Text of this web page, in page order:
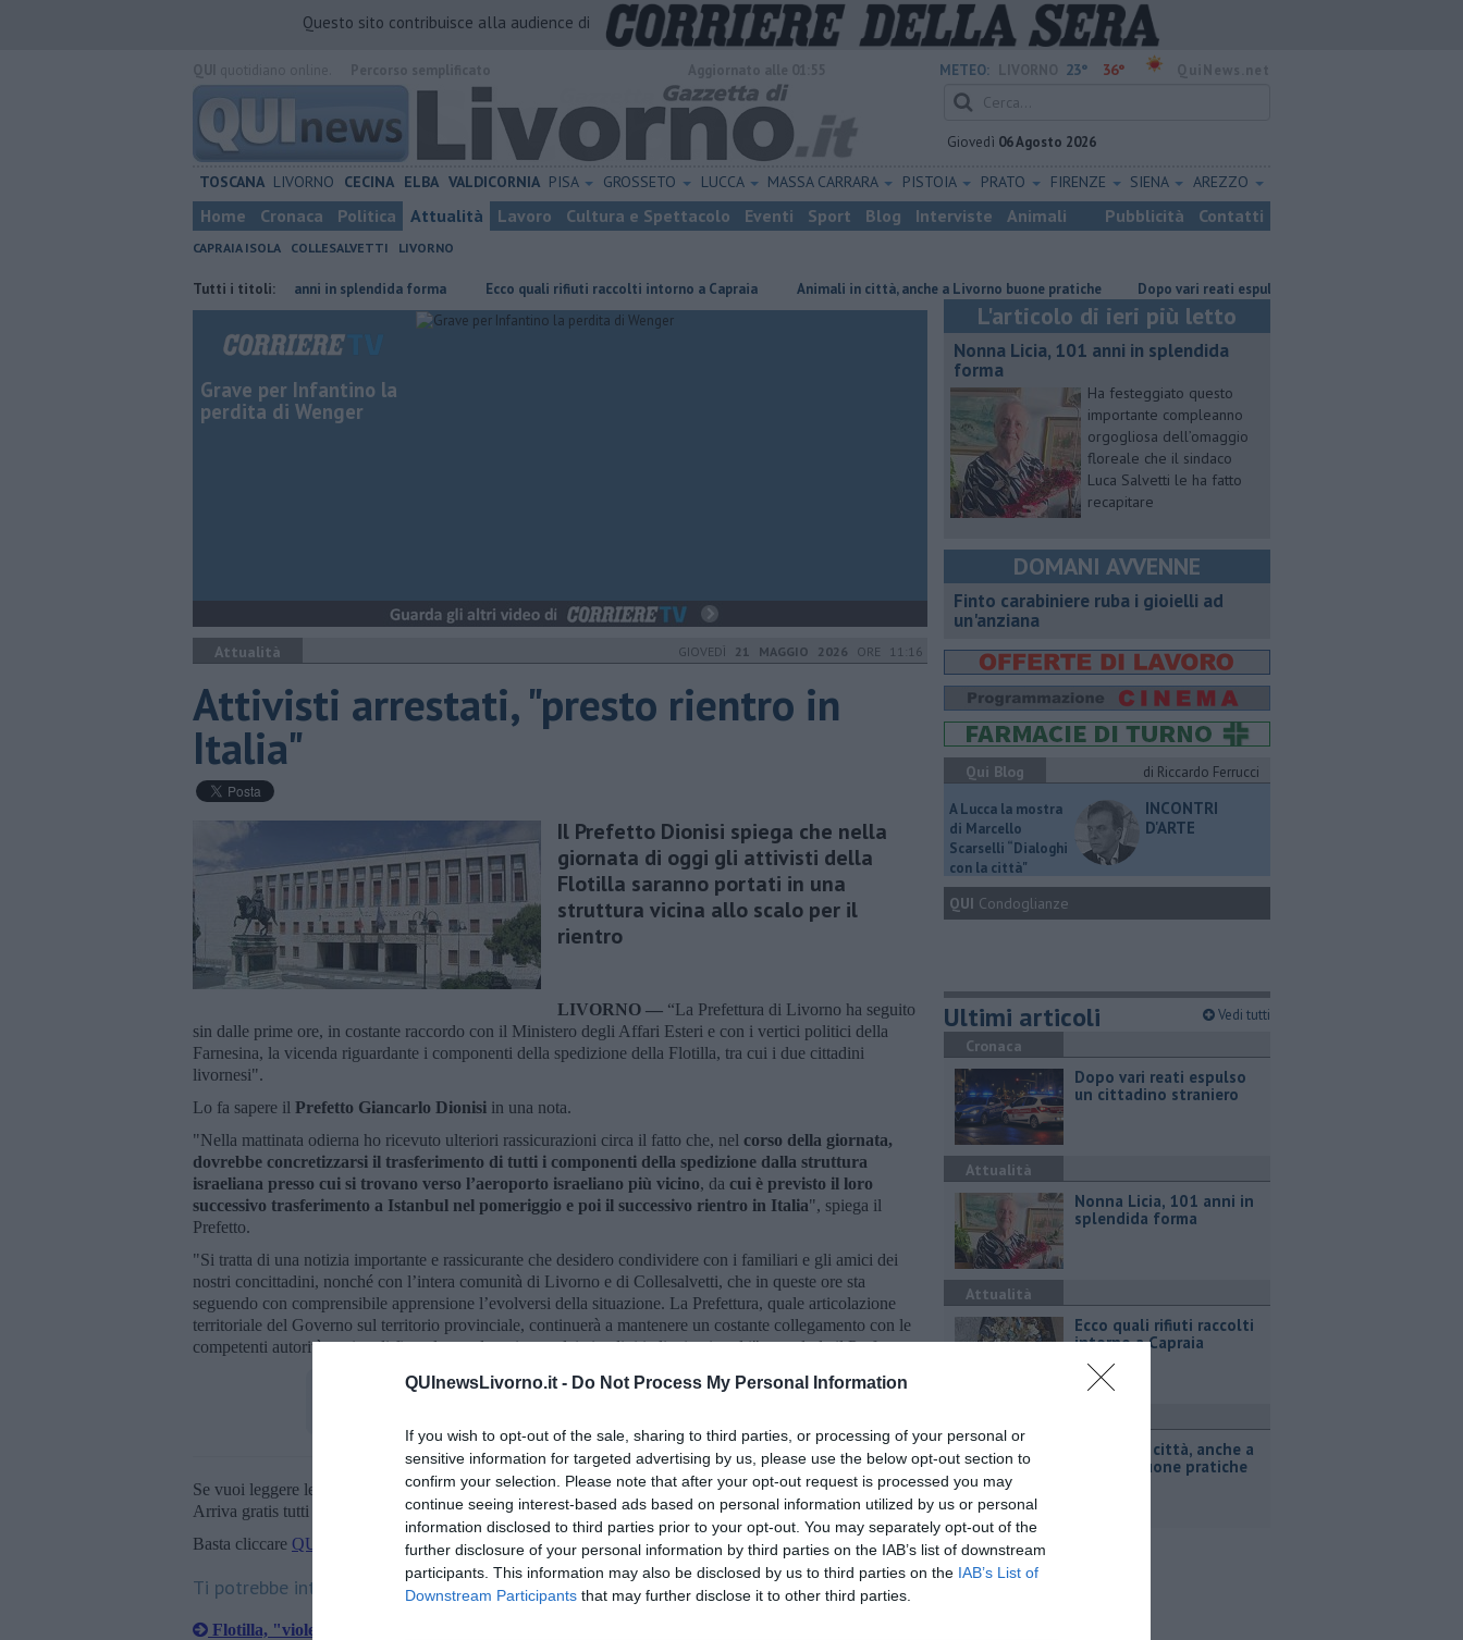
QUInewsLivorno.it - Do Not Process My Personal Information
If you wish to opt-out of the sale, sharing to third parties, or processing of your personal or
sensitive information for targeted advertising by us, please use the below opt-out section to
confirm your selection. Please note that after your opt-out request is processed you may
continue seeing interest-based ads based on personal information utilized by us or personal
information disclosed to third parties prior to your opt-out. You may separately opt-out of the
further disclosure of your personal information by third parties on the IAB’s list of downstream
participants. This information may also be disclosed by us to third parties on the IAB’s List of
Downstream Participants that may further disclose it to other third parties.
Questo sito contribuisce alla audience di
METEO: 23° 36°
Giovedì 06 Agosto 2026
TOSCANA LIVORNO CECINA ELBA VALDICORNIA PISA GROSSETO LUCCA MASSA CARRARA PISTOIA PRATO FIRENZE SIENA AREZZO
Home Cronaca Politica Attualità Lavoro Cultura e Spettacolo Eventi Sport Blog Interviste Animali Pubblicità Contatti
CAPRAIA ISOLA COLLESALVETTI LIVORNO
Tutti i titoli:
Nonna Licia, 101 anni in splendida forma Ecco quali rifiuti raccolti intorno a Capraia Animali in città, anche a Livorno buone pratiche Dopo vari reati espulso un cittadino straniero
Grave per Infantino la
perdita di Wenger
Attualità GIOVEDÌ 21 MAGGIO 2026 ORE 11:16
Attivisti arrestati, "presto rientro in
Italia"
Il Prefetto Dionisi spiega che nella
giornata di oggi gli attivisti della
Flotilla saranno portati in una
struttura vicina allo scalo per il
rientro
LIVORNO — “La Prefettura di Livorno ha seguito
sin dalle prime ore, in costante raccordo con il Ministero degli Affari Esteri e con i vertici politici della
Farnesina, la vicenda riguardante i componenti della spedizione della Flotilla, tra cui i due cittadini
livornesi".
Lo fa sapere il Prefetto Giancarlo Dionisi in una nota.
"Nella mattinata odierna ho ricevuto ulteriori rassicurazioni circa il fatto che, nel corso della giornata,
dovrebbe concretizzarsi il trasferimento di tutti i componenti della spedizione dalla struttura
israeliana presso cui si trovano verso l’aeroporto israeliano più vicino, da cui è previsto il loro
successivo trasferimento a Istanbul nel pomeriggio e poi il successivo rientro in Italia", spiega il
Prefetto.
"Si tratta di una notizia importante e rassicurante che desidero condividere con i familiari e gli amici dei
nostri concittadini, nonché con l’intera comunità di Livorno e di Collesalvetti, che in queste ore sta
seguendo con comprensibile apprensione l’evolversi della situazione. La Prefettura, quale articolazione
territoriale del Governo sul territorio provinciale, continuerà a mantenere un costante collegamento con le
competenti autorità nazionali fino al completo rientro dei cittadini italiani coinvolti", conclude il Prefetto.
Se vuoi leggere le notizie principali della Toscana iscriviti allaNewsletter QUInews - ToscanaMedia.
Arriva gratis tutti i giorni alle 20:00 direttamente nella tua casella di posta.
Basta cliccare QUI
Ti potrebbe interessare anche:
Flotilla, "violenze e abusi sui manifestanti"
L'articolo di ieri più letto
Nonna Licia, 101 anni in splendida
forma
Ha festeggiato questo
importante compleanno
orgogliosa dell’omaggio
floreale che il sindaco
Luca Salvetti le ha fatto
recapitare
DOMANI AVVENNE
Finto carabiniere ruba i gioielli ad
un'anziana
Qui Blog
di Riccardo Ferrucci
A Lucca la mostra
di Marcello
Scarselli “Dialoghi
con la città"
INCONTRI
D'ARTE
QUI Condoglianze
Ultimi articoli Vedi tutti
Cronaca
Dopo vari reati espulso
un cittadino straniero
Attualità
Nonna Licia, 101 anni in
splendida forma
Attualità
Ecco quali rifiuti raccolti
intorno a Capraia
Animali in città, anche a
Livorno buone pratiche